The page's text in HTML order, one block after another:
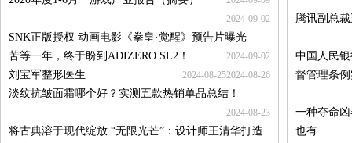
2024-09-02
SNK正版授权 动画电影《拳皇·觉醒》预告片曝光
2024-09-02
苦等一年，终于盼到ADIZERO SL2！
2024-08-26
刘宝军整形医生 2024-08-25
淡纹抗皱面霜哪个好？实测五款热销单品总结！
2024-08-23
将古典溶于现代绽放 “无限光芒”：设计师王清华打造
腾讯副总
中国人民
督管理条
一种夺命
也有